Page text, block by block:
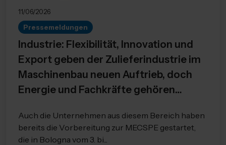
11/06/2026
Pressemeldungen
Industrie: Flexibilität, Innovation und
Export geben der Zulieferindustrie im
Maschinenbau neuen Auftrieb, doch
Energie und Fachkräfte gehören
Herausforderungen, die es zu
bewältigen gilt.
Auch die Unternehmen aus diesem Bereich haben
bereits die Vorbereitung zur MECSPE gestartet,
die in Bologna vom 3. bi...